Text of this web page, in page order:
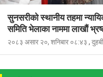
सुनसरीको स्थानीय तहमा
समिति भेलाका नाममा लाखौं
२०८३ असार २०, शनिबार ०८:४३ ,